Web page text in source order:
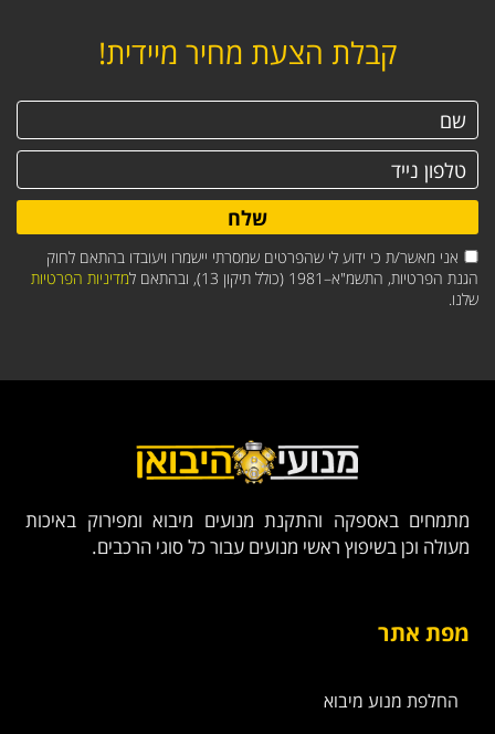
קבלת הצעת מחיר מיידית!
אני מאשר/ת כי ידוע לי שהפרטים שמסרתי יישמרו ויעובדו בהתאם לחוק
הגנת הפרטיות, התשמ"א–1981 (כולל תיקון 13), ובהתאם ל
מדיניות הפרטיות
שלנו.
שלח
מתמחים באספקה והתקנת מנועים מיבוא ומפירוק באיכות
מעולה וכן בשיפוץ ראשי מנועים עבור כל סוגי הרכבים.
מפת אתר
החלפת מנוע מיבוא